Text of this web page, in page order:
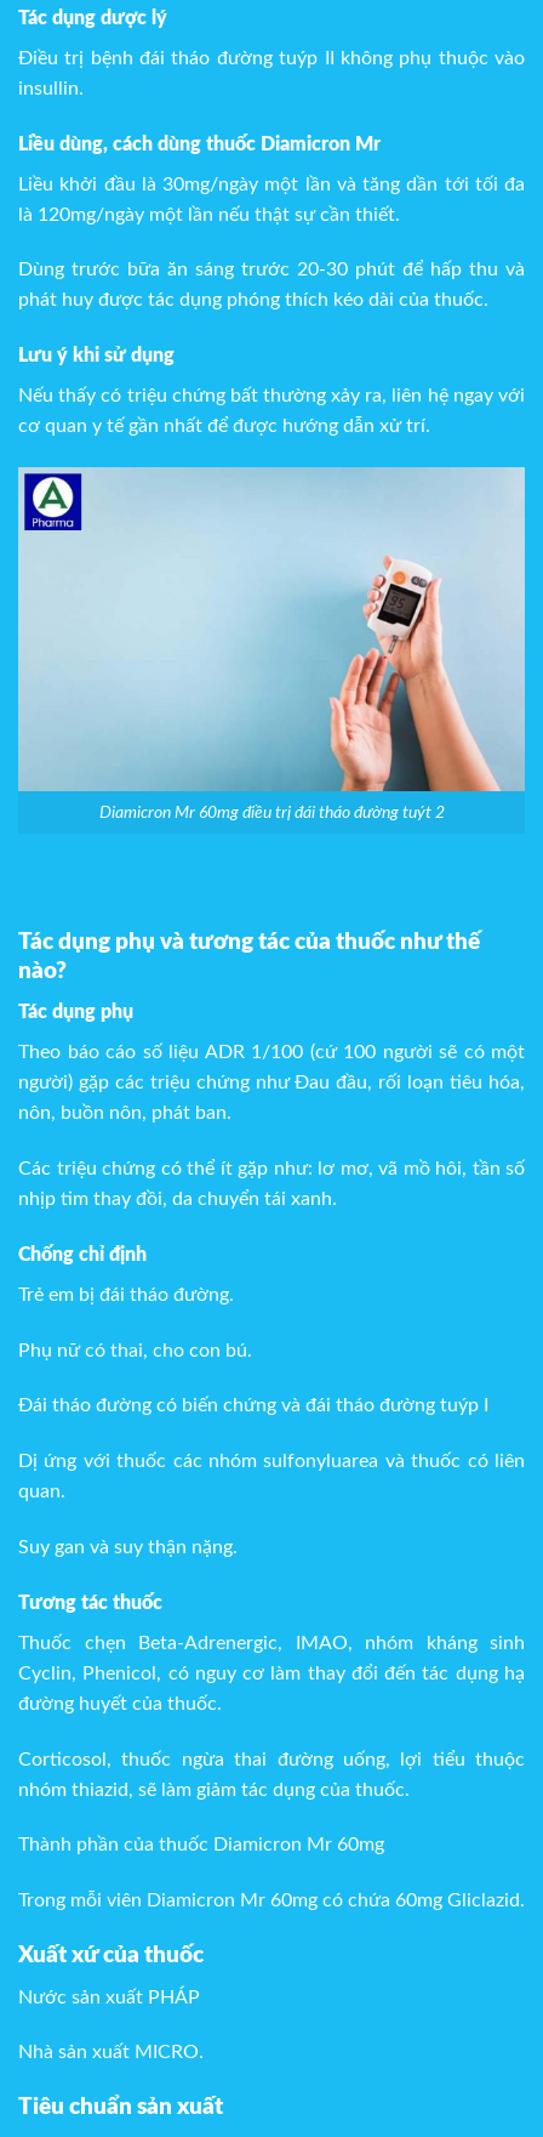
Tác dụng dược lý
Điều trị bệnh đái tháo đường tuýp II không phụ thuộc vào
insullin.
Liều dùng, cách dùng thuốc Diamicron Mr
Liều khởi đầu là 30mg/ngày một lần và tăng dần tới tối đa
là 120mg/ngày một lần nếu thật sự cần thiết.
Dùng trước bữa ăn sáng trước 20-30 phút để hấp thu và
phát huy được tác dụng phóng thích kéo dài của thuốc.
Lưu ý khi sử dụng
Nếu thấy có triệu chứng bất thường xảy ra, liên hệ ngay với
cơ quan y tế gần nhất để được hướng dẫn xử trí.
Diamicron Mr 60mg điều trị đái tháo đường tuýt 2
Tác dụng phụ và tương tác của thuốc như thế
nào?
Tác dụng phụ
Theo báo cáo số liệu ADR 1/100 (cứ 100 người sẽ có một
người) gặp các triệu chứng như Đau đầu, rối loạn tiêu hóa,
nôn, buồn nôn, phát ban.
Các triệu chứng có thể ít gặp như: lơ mơ, vã mồ hôi, tần số
nhịp tim thay đồi, da chuyển tái xanh.
Chống chỉ định
Trẻ em bị đái tháo đường.
Phụ nữ có thai, cho con bú.
Đái tháo đường có biến chứng và đái tháo đường tuýp I
Dị ứng với thuốc các nhóm sulfonyluarea và thuốc có liên
quan.
Suy gan và suy thận nặng.
Tương tác thuốc
Thuốc chẹn Beta-Adrenergic, IMAO, nhóm kháng sinh
Cyclin, Phenicol, có nguy cơ làm thay đổi đến tác dụng hạ
đường huyết của thuốc.
Corticosol, thuốc ngừa thai đường uống, lợi tiểu thuộc
nhóm thiazid, sẽ làm giảm tác dụng của thuốc.
Thành phần của thuốc Diamicron Mr 60mg
Trong mỗi viên Diamicron Mr 60mg có chứa 60mg Gliclazid.
Xuất xứ của thuốc
Nước sản xuất PHÁP
Nhà sản xuất MICRO.
Tiêu chuẩn sản xuất